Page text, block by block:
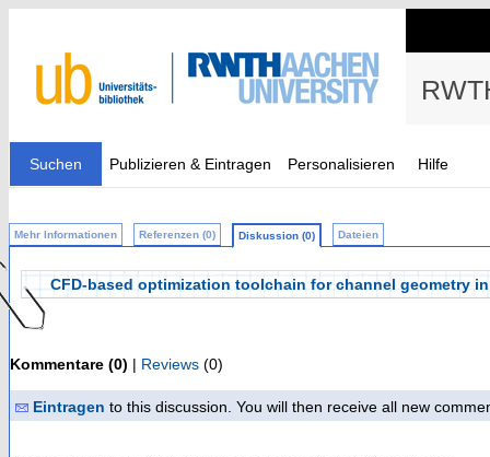
Suchen Publizieren & Eintragen Personalisieren Hilfe
Mehr Informationen Referenzen (0) Diskussion (0) Dateien
CFD-based optimization toolchain for channel geometry
Kommentare (0) | Reviews (0)
Eintragen to this discussion. You will then receive all new